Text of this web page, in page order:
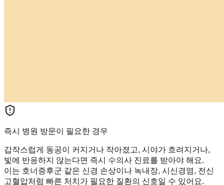
즉시 병원 방문이 필요한 경우
갑작스럽게 동공이 커지거나 작아졌고, 시야가 흐려지거나,
빛에 반응하지 않는다면 즉시 수의사 진료를 받아야 해요.
이는 호너증후군 같은 신경 손상이나 녹내장, 시신경염, 전신
고혈압처럼 빠른 처치가 필요한 질환의 신호일 수 있어요.